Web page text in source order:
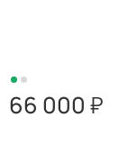
66 000